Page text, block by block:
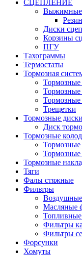
СЦЕПЛЕНИЕ
Выжимные
Диски
Корзины
ПГУ
Тахограммы
Термостаты
Тормозная
Тормозные
Трещетки
Тормозные диски
Диск
Тормозные
Тормозные
Тормозные
Тормозные
Тяги
Фалы стяжные
Фильтры
Масляные
Фильтры
Фильтры
Форсунки
Хомуты